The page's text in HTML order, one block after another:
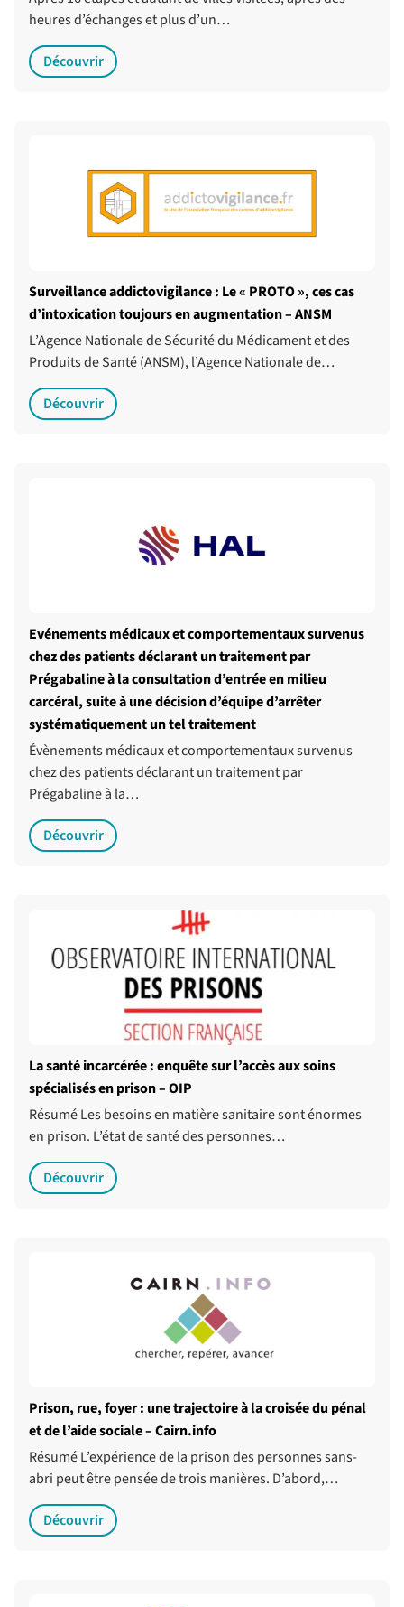
heures d’échanges et plus d’un…
Découvrir
Surveillance addictovigilance : Le « PROTO », ces cas
d’intoxication toujours en augmentation – ANSM
L’Agence Nationale de Sécurité du Médicament et des
Produits de Santé (ANSM), l’Agence Nationale de…
Découvrir
Evénements médicaux et comportementaux survenus
chez des patients déclarant un traitement par
Prégabaline à la consultation d’entrée en milieu
carcéral, suite à une décision d’équipe d’arrêter
systématiquement un tel traitement
Évènements médicaux et comportementaux survenus
chez des patients déclarant un traitement par
Prégabaline à la…
Découvrir
La santé incarcérée : enquête sur l’accès aux soins
spécialisés en prison – OIP
Résumé Les besoins en matière sanitaire sont énormes
en prison. L’état de santé des personnes…
Découvrir
Prison, rue, foyer : une trajectoire à la croisée du pénal
et de l’aide sociale – Cairn.info
Résumé L’expérience de la prison des personnes sans-
abri peut être pensée de trois manières. D’abord,…
Découvrir